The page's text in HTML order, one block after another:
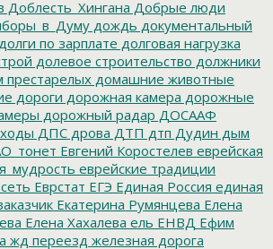
Доблесть_Хингана Добрые люди
дождь документальный
долги по зарплате долговая нагрузка
долевое строительство должники
престарелых домашние животные
дороги дорожная камера дорожные
дорожный радар ДОСААФ
ДПС дрова ДТП дтп Дудин дым
Евгений Коростелев еврейская
еврейские традиции
Еврстат ЕГЭ Единая Россия единая
Екатерина Румянцева Елена
Елена Хахалева ель ЕНВД Ефим
жд переезд железная дорога